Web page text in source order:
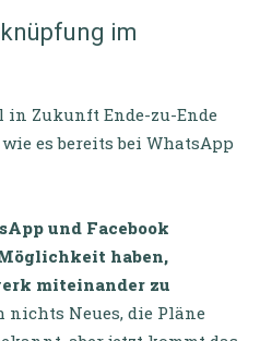
im
Zukunft Ende-zu-Ende
es bereits bei WhatsApp
und Facebook
haben,
miteinander zu
nichts Neues, die Pläne